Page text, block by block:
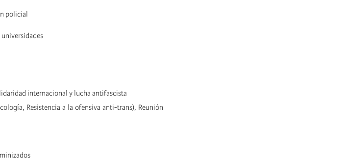
policial
universidades
internacional y lucha antifascista
Resistencia a la ofensiva anti-trans), Reunión